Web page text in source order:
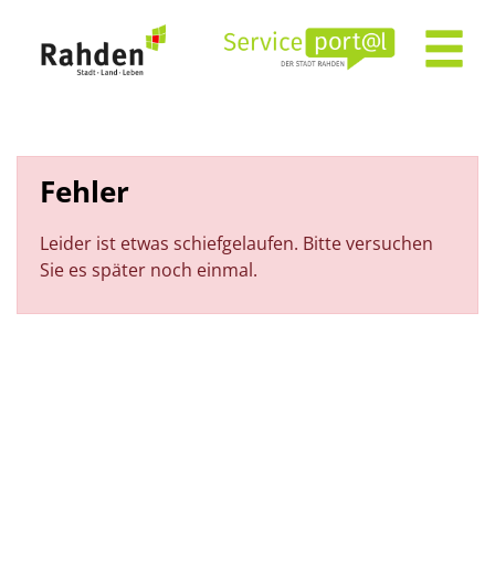
Zum Hauptinhalt springen
Fehler
Leider ist etwas schiefgelaufen. Bitte versuchen
Sie es später noch einmal.